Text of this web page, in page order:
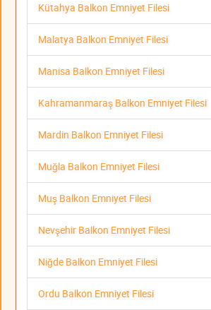
Kütahya Balkon Emniyet Filesi
Malatya Balkon Emniyet Filesi
Manisa Balkon Emniyet Filesi
Kahramanmaraş Balkon Emniyet Filesi
Mardin Balkon Emniyet Filesi
Muğla Balkon Emniyet Filesi
Muş Balkon Emniyet Filesi
Nevşehir Balkon Emniyet Filesi
Niğde Balkon Emniyet Filesi
Ordu Balkon Emniyet Filesi